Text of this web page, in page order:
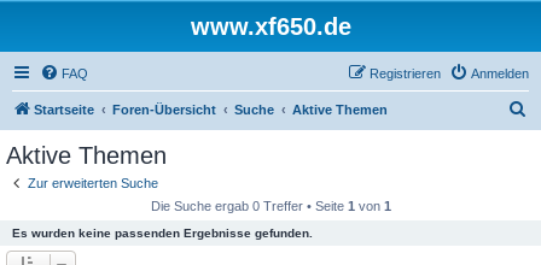
www.xf650.de
FAQ Anmelden
Registrieren
Startseite Foren-Übersicht Suche Aktive Themen
Aktive Themen
Zur erweiterten Suche
Die Suche ergab 0 Treffer • Seite 1 von 1
Es wurden keine passenden Ergebnisse gefunden.